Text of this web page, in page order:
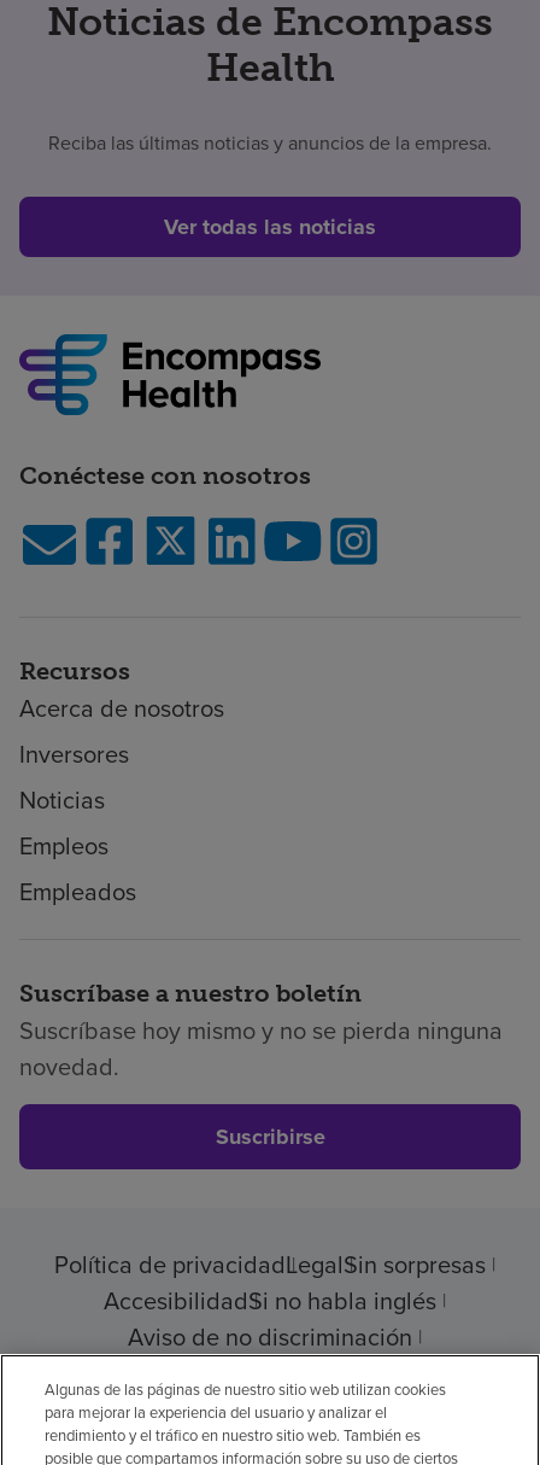
Noticias de Encompass
Health
Reciba las últimas noticias y anuncios de la empresa.
Ver todas las noticias
Conéctese con nosotros
Recursos
Acerca de nosotros
Inversores
Noticias
Empleos
Empleados
Suscríbase a nuestro boletín
Suscríbase hoy mismo y no se pierda ninguna
novedad.
Suscribirse
Política de privacidadLegalSin sorpresas
AccesibilidadSi no habla inglés
Aviso de no discriminación
Cumplimiento de los proveedores
Algunas de las páginas de nuestro sitio web utilizan cookies
para mejorar la experiencia del usuario y analizar el
rendimiento y el tráfico en nuestro sitio web. También es
posible que compartamos información sobre su uso de ciertos